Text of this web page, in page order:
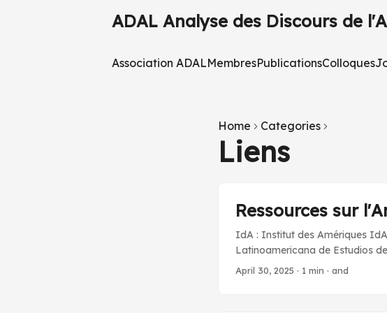
ADAL Analyse des Discours de
Association ADALMembresPublicationsColloques
Home Categories
Liens
Ressources sur
IdA : Institut des Amériques
Latinoamericana de Estudios
des Hautes Etudes de
April 30, 2025 · 1 min · and